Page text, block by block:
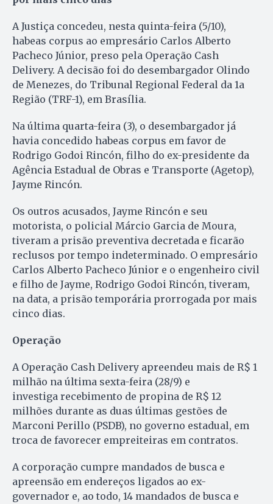
A Justiça concedeu, nesta quinta-feira (5/10),
habeas corpus ao empresário Carlos Alberto
Pacheco Júnior, preso pela Operação Cash
Delivery. A decisão foi do desembargador Olindo
de Menezes, do Tribunal Regional Federal da 1a
Região (TRF-1), em Brasília.
Na última quarta-feira (3), o desembargador já
havia concedido habeas corpus em favor de
Rodrigo Godoi Rincón, filho do ex-presidente da
Agência Estadual de Obras e Transporte (Agetop),
Jayme Rincón.
Os outros acusados, Jayme Rincón e seu
motorista, o policial Márcio Garcia de Moura,
tiveram a prisão preventiva decretada e ficarão
reclusos por tempo indeterminado. O empresário
Carlos Alberto Pacheco Júnior e o engenheiro civil
e filho de Jayme, Rodrigo Godoi Rincón, tiveram,
na data, a prisão temporária prorrogada por mais
cinco dias.
Operação
A Operação Cash Delivery apreendeu mais de R$ 1
milhão na última sexta-feira (28/9) e
investiga recebimento de propina de R$ 12
milhões durante as duas últimas gestões de
Marconi Perillo (PSDB), no governo estadual, em
troca de favorecer empreiteiras em contratos.
A corporação cumpre mandados de busca e
apreensão em endereços ligados ao ex-
governador e, ao todo, 14 mandados de busca e